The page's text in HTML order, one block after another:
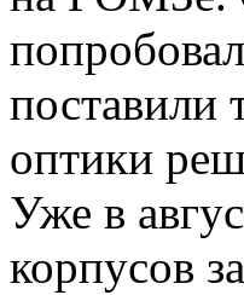
поставили
оптики
Уже в
корпусов